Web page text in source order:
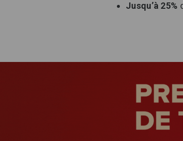
Jusqu’à 25%